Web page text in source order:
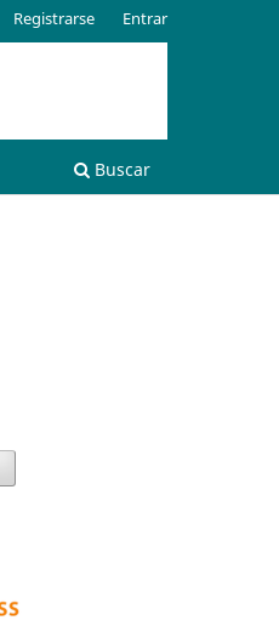
Buscar
Registrarse Entrar